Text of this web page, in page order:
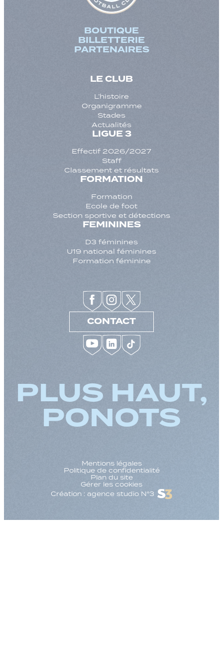
BOUTIQUE
BILLETTERIE
PARTENAIRES
LE CLUB
L’histoire
Organigramme
Stades
Actualités
LIGUE 3
Effectif 2026/2027
Staff
Classement et résultats
FORMATION
Formation
Ecole de foot
Section sportive et détections
FEMININES
D3 féminines
U19 national féminines
Formation féminine
CONTACT
PLUS HAUT,
PONOTS
Mentions légales
Politique de confidentialité
Plan du site
Gérer les cookies
Création : agence studio N°3